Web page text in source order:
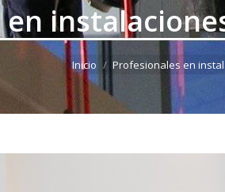
Estás aquí:
Inicio Profesionales en